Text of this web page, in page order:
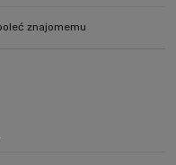
znajomemu